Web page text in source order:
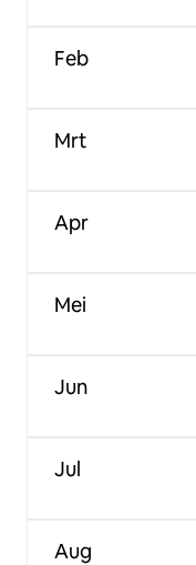
Feb
Mrt
Apr
Mei
Jun
Jul
Aug